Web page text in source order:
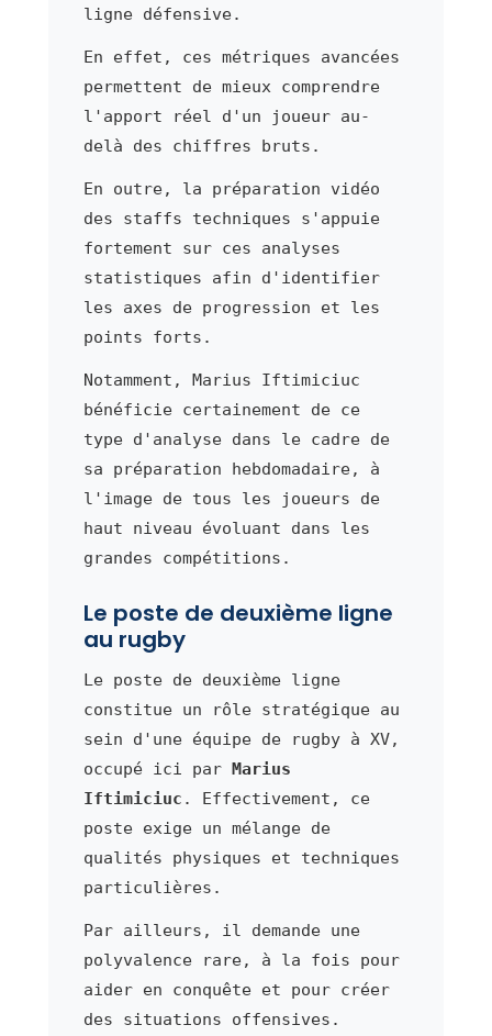
ligne défensive.
En effet, ces métriques avancées
permettent de mieux comprendre
l'apport réel d'un joueur au-
delà des chiffres bruts.
En outre, la préparation vidéo
des staffs techniques s'appuie
fortement sur ces analyses
statistiques afin d'identifier
les axes de progression et les
points forts.
Notamment, Marius Iftimiciuc
bénéficie certainement de ce
type d'analyse dans le cadre de
sa préparation hebdomadaire, à
l'image de tous les joueurs de
haut niveau évoluant dans les
grandes compétitions.
Le poste de deuxième ligne
au rugby
Le poste de deuxième ligne
constitue un rôle stratégique au
sein d'une équipe de rugby à XV,
occupé ici par Marius
Iftimiciuc . Effectivement, ce
poste exige un mélange de
qualités physiques et techniques
particulières.
Par ailleurs, il demande une
polyvalence rare, à la fois pour
aider en conquête et pour créer
des situations offensives.